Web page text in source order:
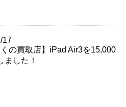
17
くの買取店】iPad Air3を15,000
ました！